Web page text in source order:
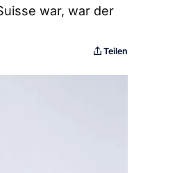
war, war der
Teilen